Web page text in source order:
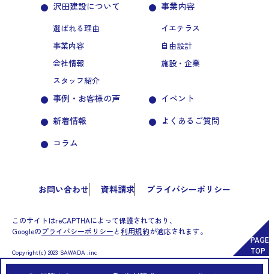
沢田建設について
選ばれる理由
事業内容
会社情報
スタッフ紹介
事業内容
イエテラス
自由設計
施設・企業
事例・お客様の声
新着情報
コラム
イベント
よくあるご質問
お問い合わせ 資料請求 プライバシーポリシー
このサイトはreCAPTHAによって保護されており、
Googleのプライバシーポリシーと利用規約が適応されます。
Copyright(c) 2023 SAWADA .inc
PAGE
TOP